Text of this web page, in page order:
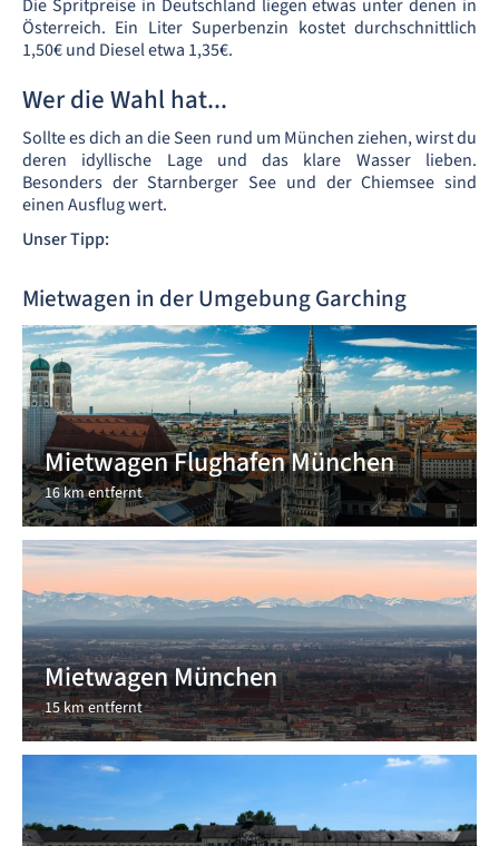
Die Spritpreise in Deutschland liegen etwas unter denen in
Österreich. Ein Liter Superbenzin kostet durchschnittlich
1,50€ und Diesel etwa 1,35€.
Wer die Wahl hat...
Sollte es dich an die Seen rund um München ziehen, wirst du
deren idyllische Lage und das klare Wasser lieben.
Besonders der Starnberger See und der Chiemsee sind
einen Ausflug wert.
Unser Tipp:
Mietwagen in der Umgebung Garching
Mietwagen Flughafen München
16 km entfernt
Mietwagen München
15 km entfernt